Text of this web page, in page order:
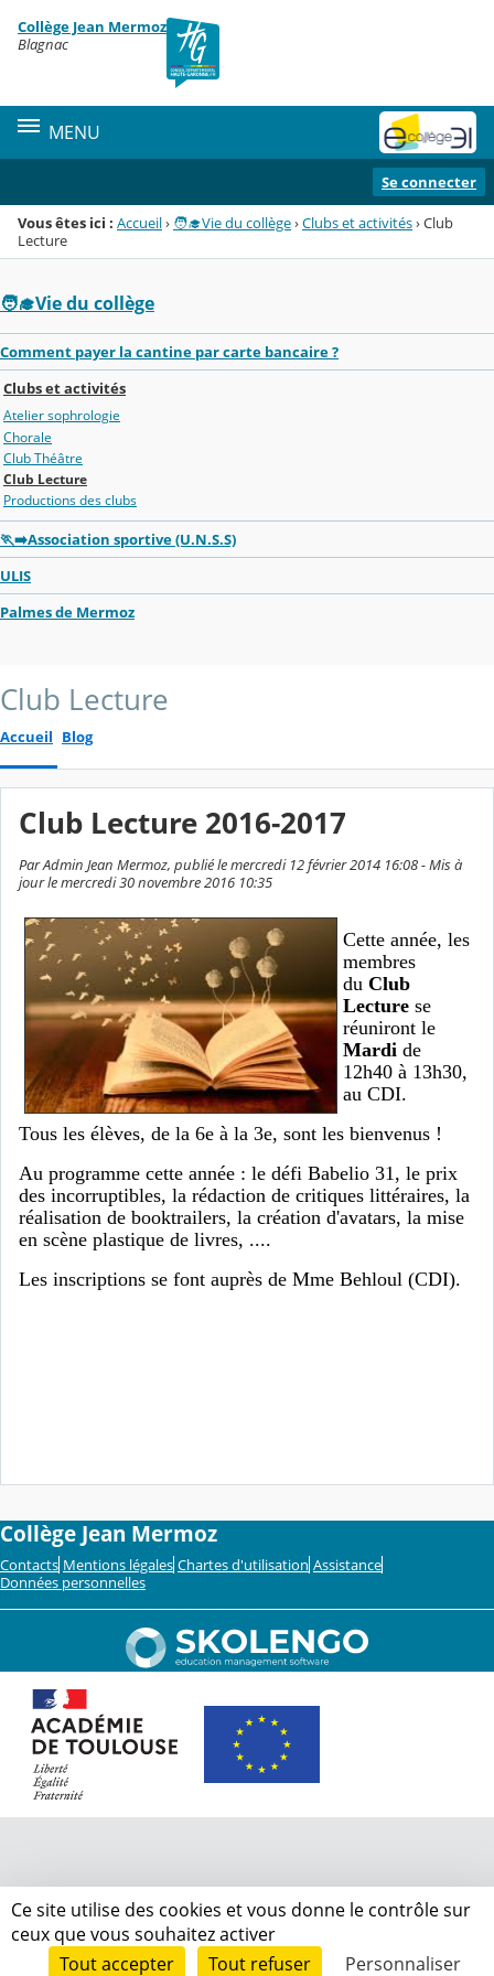
Menu de la rubrique
Contenu
Collège Jean Mermoz
Blagnac
MENU
Se connecter
Vous êtes ici : Accueil› 🧑‍🎓Vie du collège›Clubs et activités›Club
Lecture
🧑‍🎓Vie du collège
Comment payer la cantine par carte bancaire ?
Clubs et activités
Atelier sophrologie
Chorale
Club Théâtre
Club Lecture
Productions des clubs
🏃‍➡️Association sportive (U.N.S.S)
ULIS
Palmes de Mermoz
Club Lecture
Accueil Blog
Club Lecture 2016-2017
Par Admin Jean Mermoz, publié le mercredi 12 février 2014 16:08 - Mis à
jour le mercredi 30 novembre 2016 10:35
Cette année, les
membres
du Club
Lecture se
réuniront le
Mardi de
12h40 à 13h30,
au CDI.
Tous les élèves, de la 6e à la 3e, sont les bienvenus !
Au programme cette année : le défi Babelio 31, le prix
des incorruptibles, la rédaction de critiques littéraires, la
réalisation de booktrailers, la création d'avatars, la mise
en scène plastique de livres, ....
Les inscriptions se font auprès de Mme Behloul (CDI).
Collège Jean Mermoz
Contacts Mentions légales Chartes d'utilisation Assistance
Données personnelles
Ce site utilise des cookies et vous donne le contrôle sur
ceux que vous souhaitez activer
Tout accepter
Tout refuser Personnaliser